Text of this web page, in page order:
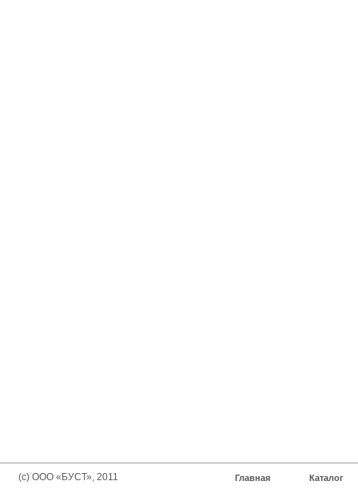
(с) ООО «БУСТ», 2011 Главная Каталог